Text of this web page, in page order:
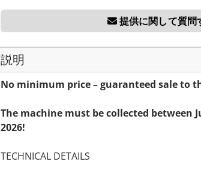
提供に関して質問
説明
No minimum price – guaranteed sale to
The machine must be collected between
2026!
TECHNICAL DETAILS